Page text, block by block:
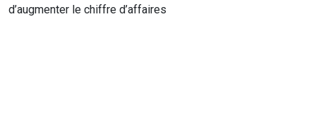
d’augmenter le chiffre d’affaires